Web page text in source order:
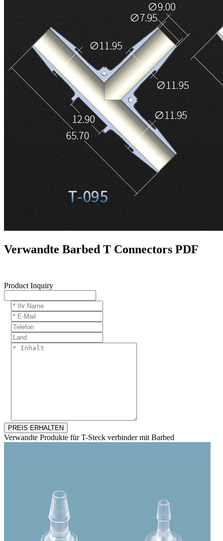
Verwandte Barbed T Connectors PDF
Product Inquiry
PREIS ERHALTEN
Verwandte Produkte für T-Steck verbinder mit Barbed